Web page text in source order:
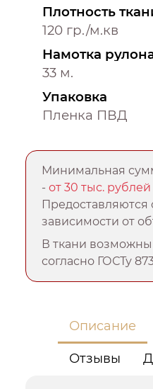
Плотность
120 гр./м.кв
Намотка
33 м.
Упаковка
Пленка ПВД
Минимальная
-от 30 тыс. рублей
Предоставляются
зависимости от
В ткани
согласно ГОСТу
Описание
Отзывы